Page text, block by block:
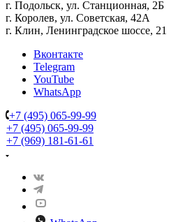
г. Подольск, ул. Станционная, 2Б
г. Королев, ул. Советская, 42А
г. Клин, Ленинградское шоссе, 21
Вконтакте
Telegram
YouTube
WhatsApp
+7 (495) 065-99-99
+7 (495) 065-99-99
+7 (969) 181-61-61